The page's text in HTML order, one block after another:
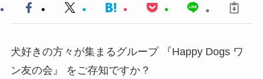
犬好きの方々が集まるグループ 『Happy Dogs ワ
ン友の会』 をご存知ですか？